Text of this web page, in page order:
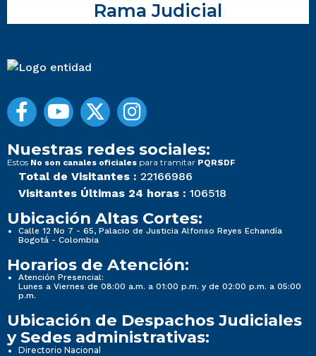
Rama Judicial
Nuestras redes sociales:
Estos No son canales oficiales para tramitar PQRSDF
Total de Visitantes : 22166986
Visitantes Últimas 24 horas : 106518
Ubicación Altas Cortes:
Calle 12 No 7 - 65, Palacio de Justicia Alfonso Reyes Echandía
Bogotá - Colombia
Horarios de Atención:
Atención Presencial:
Lunes a Viernes de 08:00 a.m. a 01:00 p.m. y de 02:00 p.m. a 05:00
p.m.
Ubicación de Despachos Judiciales
y Sedes administrativas:
Directorio Nacional